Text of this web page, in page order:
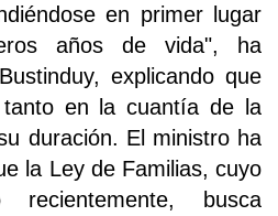
en primer lugar
años de vida", ha
explicando que
tanto en la cuantía de la
duración. El ministro ha
la Ley de Familias, cuyo
recientemente, busca